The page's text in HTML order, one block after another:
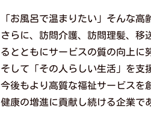
「お風呂で温まりたい」そんな
さらに、訪問介護、訪問理髪、移
るとともにサービスの質の向上に
そして「その人らしい生活」を支
今後もより高質な福祉サービスを
健康の増進に貢献し続ける企業で